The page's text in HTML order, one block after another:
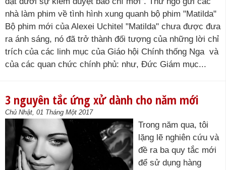
nhà làm phim về tình hình xung quanh bộ phim "Matilda"
Bộ phim mới của Alexei Uchitel "Matilda" chưa được đưa
ra ánh sáng, nó đã trở thành đối tượng của những lời chỉ
trích của các linh mục của Giáo hội Chính thống Nga và
của các quan chức chính phủ: như, Đức Giám mục...
3 nguyên tắc ứng xử dành cho năm mới
Chủ Nhật, 01 Tháng Một 2017
Trong năm qua, tôi
lặng lẽ nghiên cứu và
đề ra ba quy tắc mới
để sử dụng hàng